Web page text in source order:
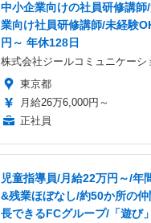
中小企業向けの社員研修講師
業向け社員研修講師/未経験
円～ 年休128日
株式会社ジールコミュニケーシ
東京都
月給26万6,000円～
正社員
児童指導員/月給22万円～/年
&残業ほぼなし/約50か所の
長できるFCグループ/「遊び